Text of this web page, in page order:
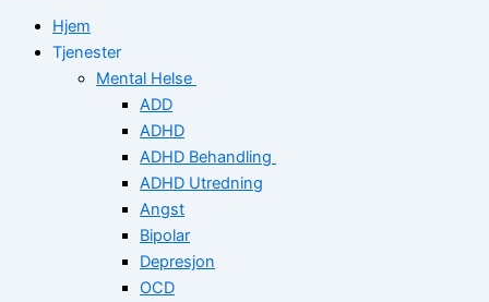
Hjem
Tjenester
Mental Helse
ADD
ADHD
ADHD Behandling
ADHD Utredning
Angst
Bipolar
Depresjon
OCD